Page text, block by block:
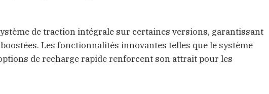
de traction intégrale sur certaines versions, garantissant
Les fonctionnalités innovantes telles que le système
de recharge rapide renforcent son attrait pour les